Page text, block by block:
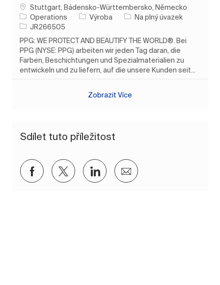
Umístění
Stuttgart, Bádensko-Württembersko, Německo
Operations
Kategorie
Výroba Typ úlohy
Na plný úvazek
ID úlohy
JR266505
PPG: WE PROTECT AND BEAUTIFY THE WORLD®. Bei
PPG (NYSE: PPG) arbeiten wir jeden Tag daran, die
Farben, Beschichtungen und Spezialmaterialien zu
entwickeln und zu liefern, auf die unsere Kunden seit...
Zobrazit Více
Sdílet tuto příležitost
Sdílet přes Facebook
Sdílet přes twitter
Sdílet přes LinkedIn
Sdílet e-mailem